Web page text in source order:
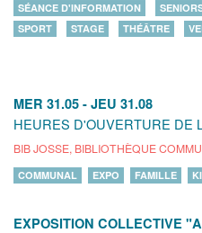
SÉANCE D'INFORMATION
SPORT
STAGE THÉÂTRE
MER 31.05 - JEU 31.08
HEURES D'OUVERTURE DE
BIB JOSSE, BIBLIOTHÈQUE
COMMUNAL EXPO FAMILLE
EXPOSITION COLLECTIVE